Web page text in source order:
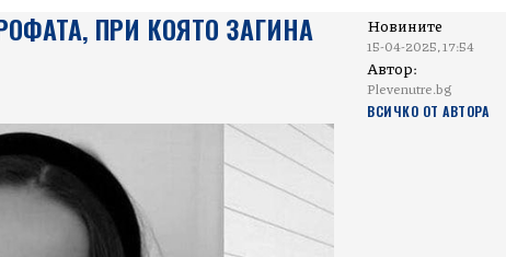
ПРИ КОЯТО ЗАГИНА
Новините
15-04-2025, 17:54
Автор:
Plevenutre.bg
ВСИЧКО ОТ АВТОРА